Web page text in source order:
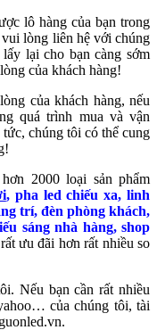
lô hàng của bạn trong
lòng liên hệ với chúng
lại cho bạn càng sớm
của khách hàng!
của khách hàng, nếu
quá trình mua và vận
chúng tôi có thể cung
2000 loại sản phẩm
, pha led chiếu xa, linh
trí, đèn phòng khách,
sáng nhà hàng, shop
ưu đãi hơn rất nhiều so
Nếu bạn cần rất nhiều
của chúng tôi, tài